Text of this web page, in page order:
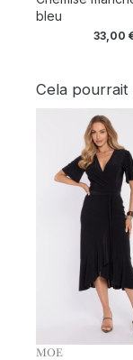
bleu
33,00
Cela
MOE